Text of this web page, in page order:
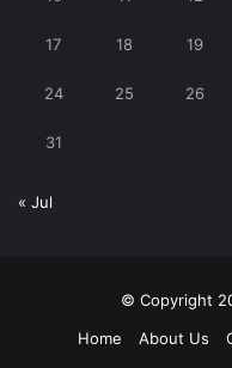
17 18 19
24 25 26
31
« Jul
© Copyright
Home
About Us